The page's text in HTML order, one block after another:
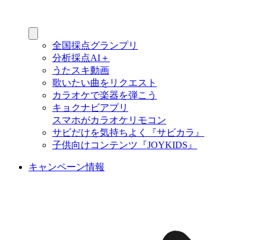
全国採点グランプリ
分析採点AI＋
うたスキ動画
歌いたい曲をリクエスト
カラオケで楽器を弾こう
キョクナビアプリ
スマホがカラオケリモコン
サビだけを気持ちよく『サビカラ』
子供向けコンテンツ『JOYKIDS』
キャンペーン情報